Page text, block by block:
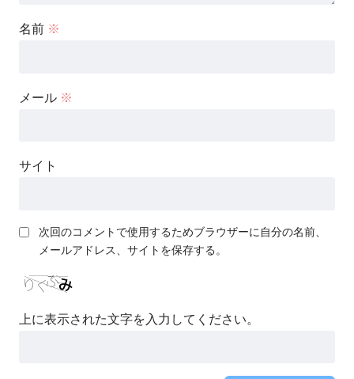
名前 ※
メール ※
サイト
次回のコメントで使用するためブラウザーに自分の名前、
メールアドレス、サイトを保存する。
上に表示された文字を入力してください。